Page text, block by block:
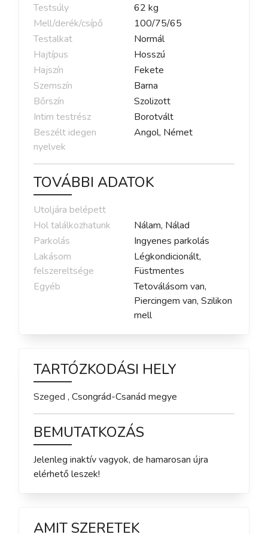
Testsúly
62 kg
Mell/derék/csípő
100/75/65
Testalkat
Normál
Hajtípus
Hosszú
Hajszín
Fekete
Szemszín
Barna
Bőrszín
Szolizott
Intim testrész
Borotvált
Beszélt idegen
nyelvek
Angol, Német
TOVÁBBI ADATOK
Utoljára belépett
Hol találkozhatunk
Nálam, Nálad
Parkolás
Ingyenes parkolás
Lakásom
felszereltsége
Légkondicionált,
Füstmentes
Egyéb
Tetoválásom van,
Piercingem van, Szilikon
mell
TARTÓZKODÁSI HELY
Szeged , Csongrád-Csanád megye
BEMUTATKOZÁS
Jelenleg inaktív vagyok, de hamarosan újra
elérhető leszek!
AMIT SZERETEK